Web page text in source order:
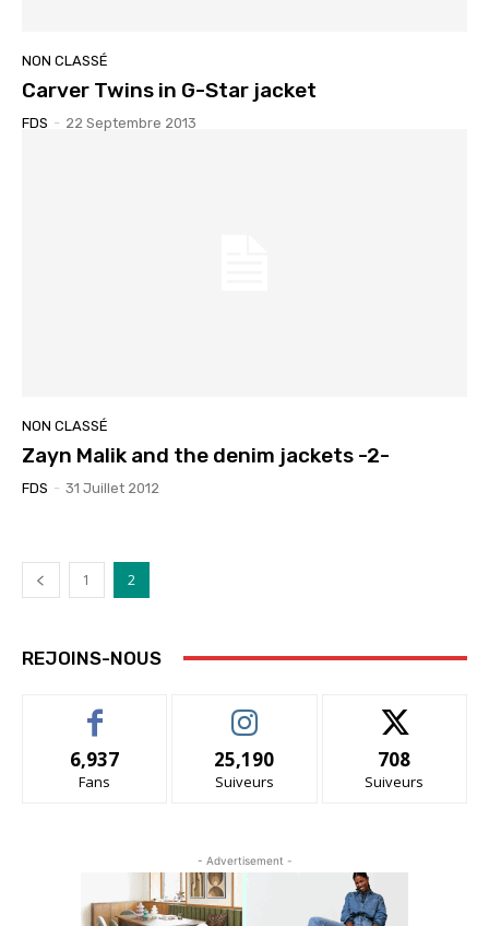
NON CLASSÉ
Carver Twins in G-Star jacket
FDS - 22 Septembre 2013
NON CLASSÉ
Zayn Malik and the denim jackets -2-
FDS - 31 Juillet 2012
1 2
REJOINS-NOUS
6,937
Fans
25,190
Suiveurs
708
Suiveurs
- Advertisement -